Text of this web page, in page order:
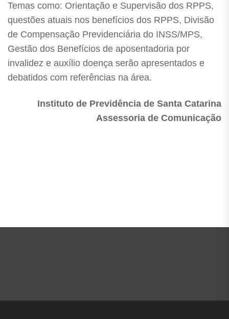
Temas como: Orientação e Supervisão dos RPPS,
questões atuais nos benefícios dos RPPS, Divisão
de Compensação Previdenciária do INSS/MPS,
Gestão dos Benefícios de aposentadoria por
invalidez e auxílio doença serão apresentados e
debatidos com referências na área.
Instituto de Previdência de Santa Catarina
Assessoria de Comunicação